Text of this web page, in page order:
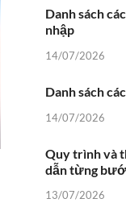
Danh sách
nhập
14/07/2026
Danh sách
14/07/2026
Quy trình và
dẫn từng
13/07/2026